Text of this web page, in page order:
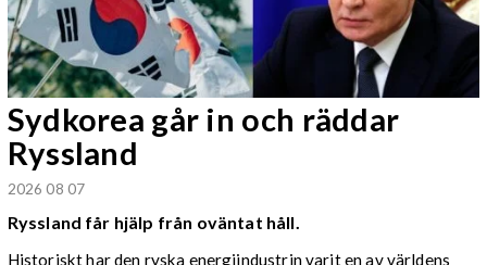
Sydkorea går in och räddar
Ryssland
2026 08 07
Ryssland får hjälp från oväntat håll.
Historiskt har den ryska energiindustrin varit en av världens